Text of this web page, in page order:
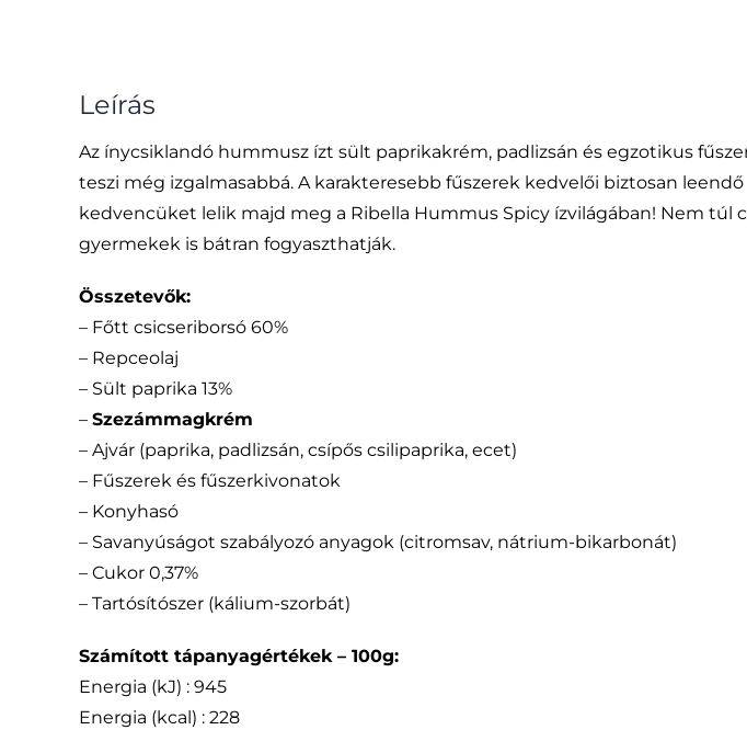
Leírás
Az ínycsiklandó hummusz ízt sült paprikakrém, padlizsán és egzotikus
teszi még izgalmasabbá. A karakteresebb fűszerek kedvelői biztosan leendő
kedvencüket lelik majd meg a Ribella Hummus Spicy ízvilágában! Nem túl
gyermekek is bátran fogyaszthatják.
Összetevők:
– Főtt csicseriborsó 60%
– Repceolaj
– Sült paprika 13%
– Szezámmagkrém
– Ajvár (paprika, padlizsán, csípős csilipaprika, ecet)
– Fűszerek és fűszerkivonatok
– Konyhasó
– Savanyúságot szabályozó anyagok (citromsav, nátrium-bikarbonát)
– Cukor 0,37%
– Tartósítószer (kálium-szorbát)
Számított tápanyagértékek – 100g:
Energia (kJ) : 945
Energia (kcal) : 228